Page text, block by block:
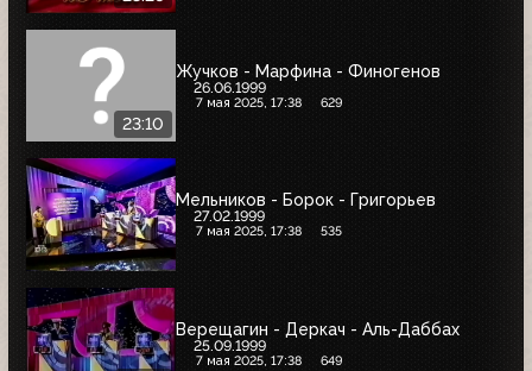
23:10
Жучков - Марфина - Финогенов
26.06.1999
7 мая 2025, 17:38 629
Мельников - Борок - Григорьев
27.02.1999
7 мая 2025, 17:38 535
Верещагин - Деркач - Аль-Даббах
25.09.1999
7 мая 2025, 17:38 649